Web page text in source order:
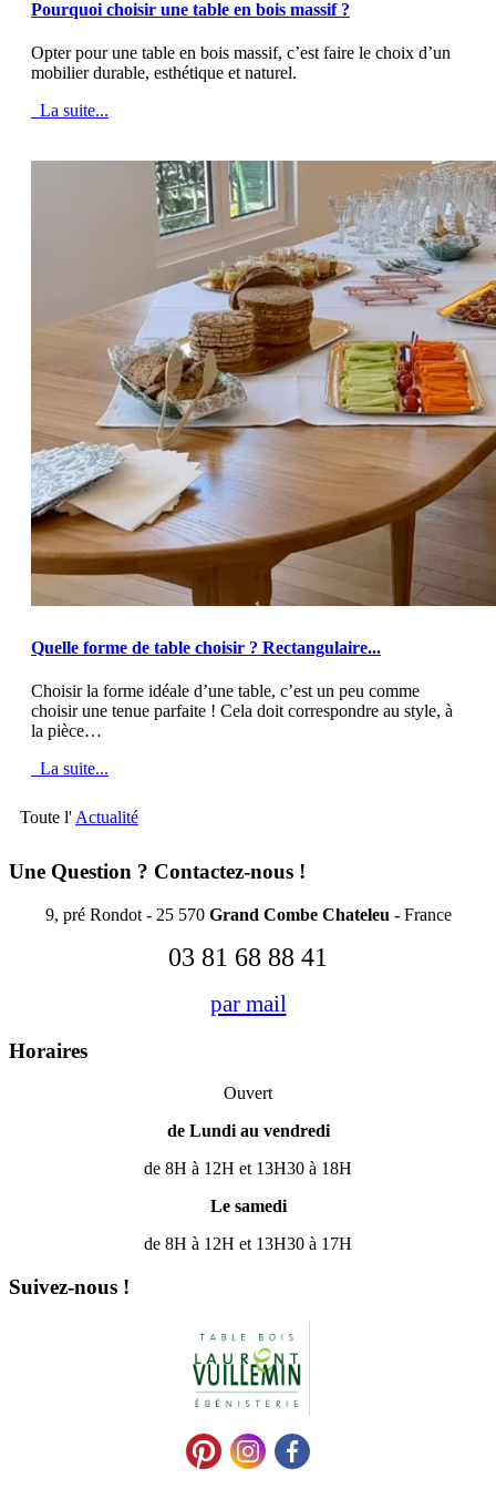
Pourquoi choisir une table en bois massif ?
Opter pour une table en bois massif, c’est faire le choix d’un
mobilier durable, esthétique et naturel.
La suite...
Quelle forme de table choisir ? Rectangulaire...
Choisir la forme idéale d’une table, c’est un peu comme
choisir une tenue parfaite ! Cela doit correspondre au style, à
la pièce…
La suite...
Toute l'Actualité
Une Question ? Contactez-nous !
9, pré Rondot - 25 570 Grand Combe Chateleu - France
03 81 68 88 41
par mail
Horaires
Ouvert
de Lundi au vendredi
de 8H à 12H et 13H30 à 18H
Le samedi
de 8H à 12H et 13H30 à 17H
Suivez-nous !